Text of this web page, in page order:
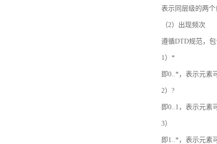
表示同层级的两
（2）出现频次
遵循DTD规范，
1）*
即0..*，表示元素
2）?
即0..1，表示元素
3）
即1..*，表示元素